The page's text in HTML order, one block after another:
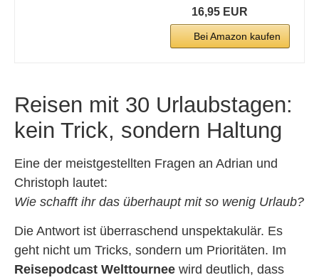
16,95 EUR
Bei Amazon kaufen
Reisen mit 30 Urlaubstagen:
kein Trick, sondern Haltung
Eine der meistgestellten Fragen an Adrian und
Christoph lautet:
Wie schafft ihr das überhaupt mit so wenig Urlaub?
Die Antwort ist überraschend unspektakulär. Es
geht nicht um Tricks, sondern um Prioritäten. Im
Reisepodcast Welttournee wird deutlich, dass